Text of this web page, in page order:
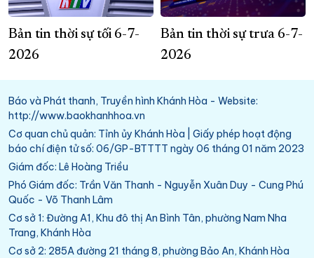
Bản tin thời sự tối 6-7-
2026
Bản tin thời sự trưa 6-7-
2026
Báo và Phát thanh, Truyền hình Khánh Hòa - Website:
http://www.baokhanhhoa.vn
Cơ quan chủ quản: Tỉnh ủy Khánh Hòa | Giấy phép hoạt động
báo chí điện tử số: 06/GP-BTTTT ngày 06 tháng 01 năm 2023
Giám đốc: Lê Hoàng Triều
Phó Giám đốc: Trần Văn Thanh - Nguyễn Xuân Duy - Cung Phú
Quốc - Võ Thanh Lâm
Cơ sở 1: Đường A1, Khu đô thị An Bình Tân, phường Nam Nha
Trang, Khánh Hòa
Cơ sở 2: 285A đường 21 tháng 8, phường Bảo An, Khánh Hòa